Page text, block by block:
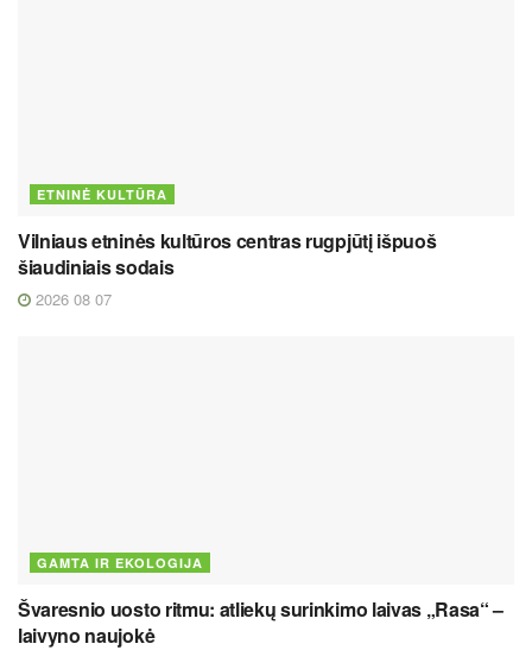
ETNINĖ KULTŪRA
Vilniaus etninės kultūros centras rugpjūtį išpuoš
šiaudiniais sodais
2026 08 07
GAMTA IR EKOLOGIJA
Švaresnio uosto ritmu: atliekų surinkimo laivas „Rasa“ –
laivyno naujokė